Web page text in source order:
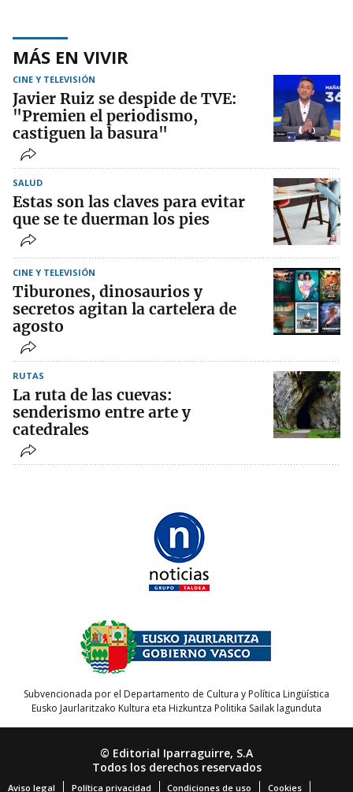
MÁS EN VIVIR
CINE Y TELEVISIÓN
Javier Ruiz se despide de TVE:
"Premien el periodismo,
castiguen la basura"
SALUD
Estas son las claves para evitar
que se te duerman los pies
CINE Y TELEVISIÓN
Tiburones, dinosaurios y
secretos agitan la cartelera de
agosto
RUTAS
La ruta de las cuevas:
senderismo entre arte y
catedrales
Subvencionada por el Departamento de Cultura y Política Lingüística
Eusko Jaurlaritzako Kultura eta Hizkuntza Politika Sailak lagunduta
© Editorial Iparraguirre, S.A
Todos los derechos reservados
Aviso legal Política privacidad Condiciones de uso Cookies